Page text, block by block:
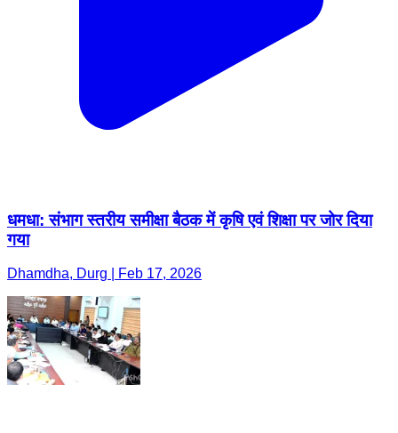
धमधा: संभाग स्तरीय समीक्षा बैठक में कृषि एवं शिक्षा पर जोर दिया
गया
Dhamdha, Durg | Feb 17, 2026